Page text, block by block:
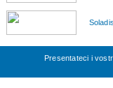
Presentateci i